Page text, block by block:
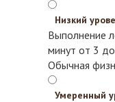
Низкий
Выполнение
минут от 3
Обычная
Умеренный